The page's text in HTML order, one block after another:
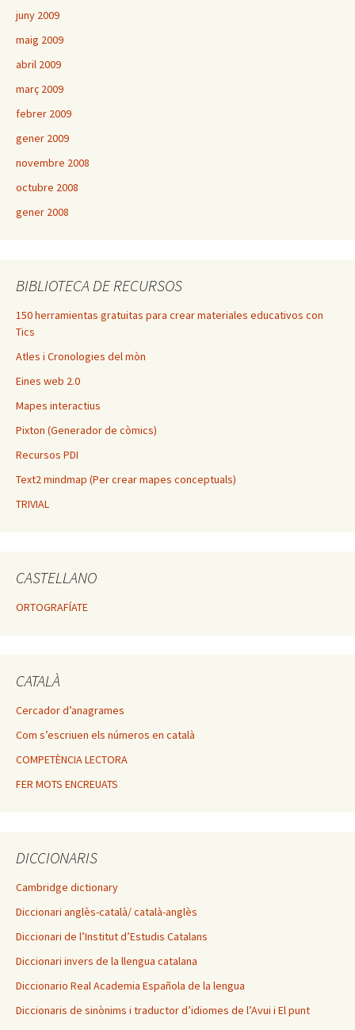
juny 2009
maig 2009
abril 2009
març 2009
febrer 2009
gener 2009
novembre 2008
octubre 2008
gener 2008
BIBLIOTECA DE RECURSOS
150 herramientas gratuitas para crear materiales educativos con
Tics
Atles i Cronologies del mòn
Eines web 2.0
Mapes interactius
Pixton (Generador de còmics)
Recursos PDI
Text2 mindmap (Per crear mapes conceptuals)
TRIVIAL
CASTELLANO
ORTOGRAFÍATE
CATALÀ
Cercador d’anagrames
Com s’escriuen els números en català
COMPETÈNCIA LECTORA
FER MOTS ENCREUATS
DICCIONARIS
Cambridge dictionary
Diccionari anglès-català/ català-anglès
Diccionari de l’Institut d’Estudis Catalans
Diccionari invers de la llengua catalana
Diccionario Real Academia Española de la lengua
Diccionaris de sinònims i traductor d’idiomes de l’Avui i El punt